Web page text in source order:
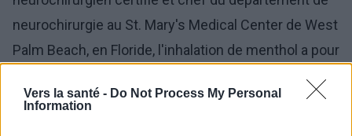
Vers la santé - Do Not Process My Personal
Information
neurochirurgie au St. Mary's Medical Center de West
Palm Beach, en Floride, l'inhalation de menthol a pour
exposition, même brève, peut affecter le système